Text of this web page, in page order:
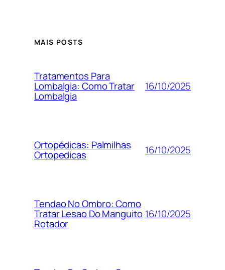
MAIS POSTS
Tratamentos Para
Lombalgia: Como Tratar
Lombalgia
16/10/2025
Ortopédicas: Palmilhas
Ortopedicas 16/10/2025
Tendao No Ombro: Como
Tratar Lesao Do Manguito
Rotador
16/10/2025